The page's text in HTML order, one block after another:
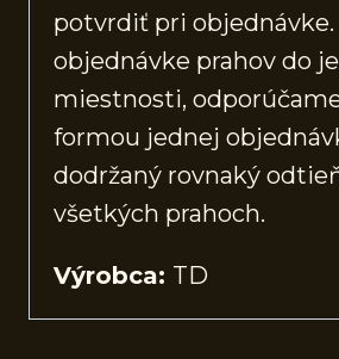
potvrdiť pri objednávke.
objednávke prahov do
miestnosti,
formou jednej
dodržaný rovnaký
všetkých prahoch.
Výrobca: TD